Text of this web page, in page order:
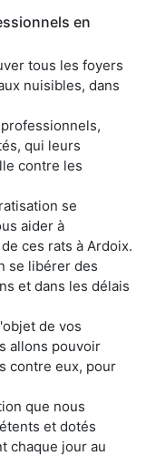
en
tous les foyers
nuisibles, dans
qui leurs
contre les
se
aider à
ces rats à Ardoix.
se libérer des
et dans les délais
de vos
allons pouvoir
contre eux, pour
que nous
et dotés
chaque jour au